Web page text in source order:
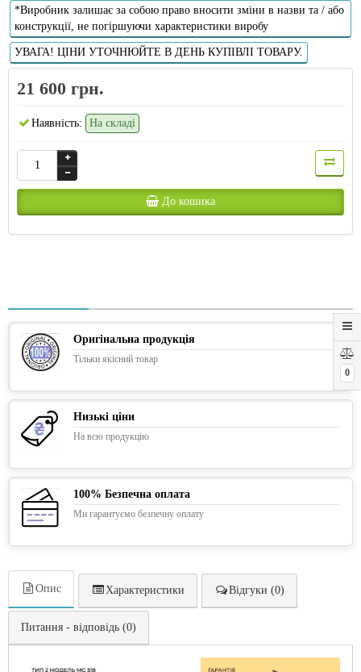
0
*Виробник залишає за собою право вносити зміни в назви та / або
конструкції, не погіршуючи характеристики виробу
УВАГА! ЦІНИ УТОЧНЮЙТЕ В ДЕНЬ КУПІВЛІ ТОВАРУ.
21 600 грн.
Наявність: На складі
До кошика
Оригінальна продукція
Тільки якісний товар
Низькі ціни
На всю продукцію
100% Безпечна оплата
Ми гарантуємо безпечну оплату
Опис Характеристики Відгуки (0)
Питання - відповідь (0)